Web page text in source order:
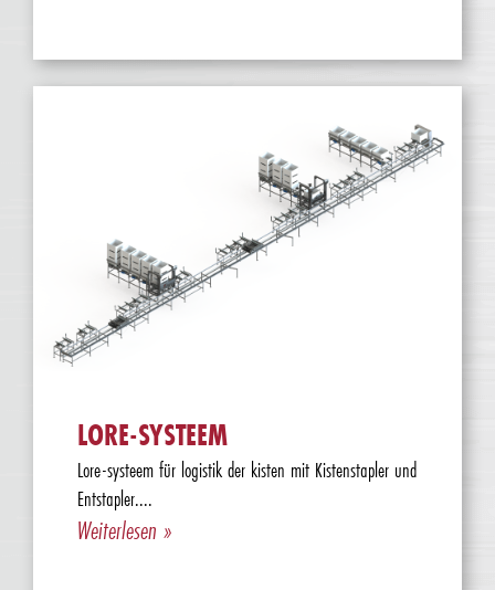
LORE-SYSTEEM
Lore-systeem für logistik der kisten mit Kistenstapler und
Entstapler....
Weiterlesen »